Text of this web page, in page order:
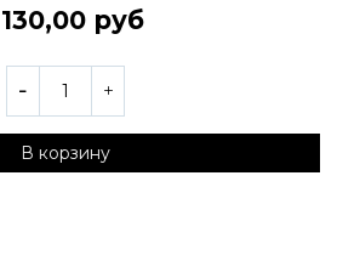
130,00 руб
В корзину